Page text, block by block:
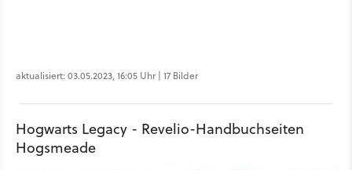
aktualisiert: 03.05.2023, 16:05 Uhr | 17 Bilder
Hogwarts Legacy - Revelio-Handbuchseiten
Hogsmeade